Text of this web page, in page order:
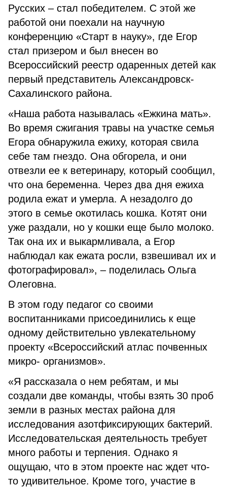
Русских – стал победителем. С этой же
работой они поехали на научную
конференцию «Старт в науку», где Егор
стал призером и был внесен во
Всероссийский реестр одаренных детей как
первый представитель Александровск-
Сахалинского района.
«Наша работа называлась «Ежкина мать».
Во время сжигания травы на участке семья
Егора обнаружила ежиху, которая свила
себе там гнездо. Она обгорела, и они
отвезли ее к ветеринару, который сообщил,
что она беременна. Через два дня ежиха
родила ежат и умерла. А незадолго до
этого в семье окотилась кошка. Котят они
уже раздали, но у кошки еще было молоко.
Так она их и выкармливала, а Егор
наблюдал как ежата росли, взвешивал их и
фотографировал», – поделилась Ольга
Олеговна.
В этом году педагог со своими
воспитанниками присоединились к еще
одному действительно увлекательному
проекту «Всероссийский атлас почвенных
микро- организмов».
«Я рассказала о нем ребятам, и мы
создали две команды, чтобы взять 30 проб
земли в разных местах района для
исследования азотфиксирующих бактерий.
Исследовательская деятельность требует
много работы и терпения. Однако я
ощущаю, что в этом проекте нас ждет что-
то удивительное. Кроме того, участие в